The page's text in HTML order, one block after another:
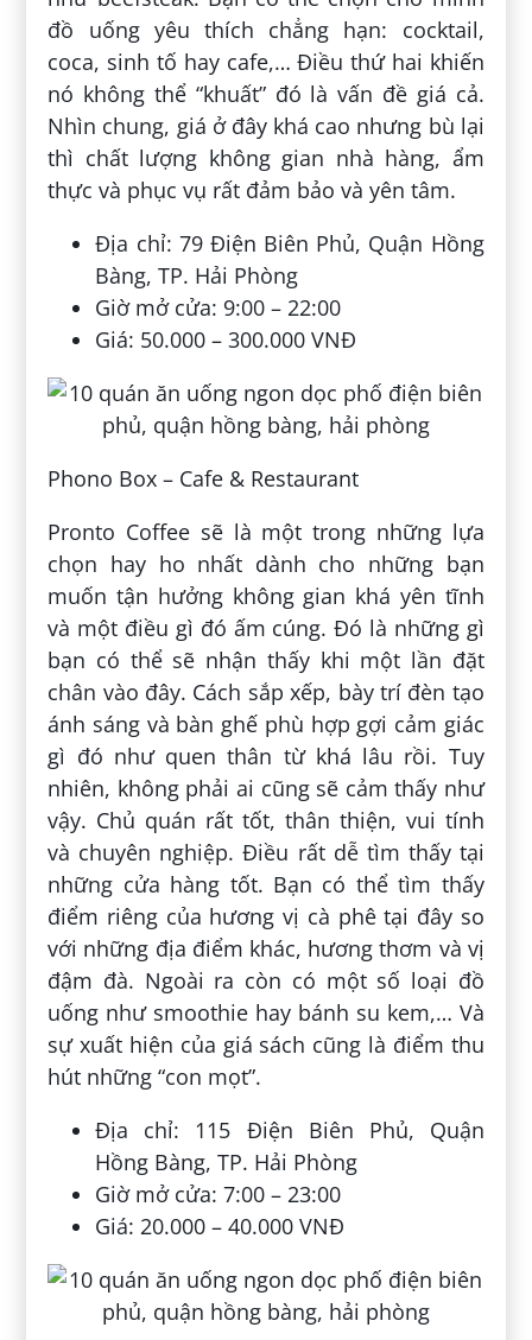
đồ uống yêu thích chẳng hạn: cocktail,
coca, sinh tố hay cafe,… Điều thứ hai khiến
nó không thể “khuất” đó là vấn đề giá cả.
Nhìn chung, giá ở đây khá cao nhưng bù lại
thì chất lượng không gian nhà hàng, ẩm
thực và phục vụ rất đảm bảo và yên tâm.
Địa chỉ: 79 Điện Biên Phủ, Quận Hồng
Bàng, TP. Hải Phòng
Giờ mở cửa: 9:00 – 22:00
Giá: 50.000 – 300.000 VNĐ
Phono Box – Cafe & Restaurant
Pronto Coffee sẽ là một trong những lựa
chọn hay ho nhất dành cho những bạn
muốn tận hưởng không gian khá yên tĩnh
và một điều gì đó ấm cúng. Đó là những gì
bạn có thể sẽ nhận thấy khi một lần đặt
chân vào đây. Cách sắp xếp, bày trí đèn tạo
ánh sáng và bàn ghế phù hợp gợi cảm giác
gì đó như quen thân từ khá lâu rồi. Tuy
nhiên, không phải ai cũng sẽ cảm thấy như
vậy. Chủ quán rất tốt, thân thiện, vui tính
và chuyên nghiệp. Điều rất dễ tìm thấy tại
những cửa hàng tốt. Bạn có thể tìm thấy
điểm riêng của hương vị cà phê tại đây so
với những địa điểm khác, hương thơm và vị
đậm đà. Ngoài ra còn có một số loại đồ
uống như smoothie hay bánh su kem,… Và
sự xuất hiện của giá sách cũng là điểm thu
hút những “con mọt”.
Địa chỉ: 115 Điện Biên Phủ, Quận
Hồng Bàng, TP. Hải Phòng
Giờ mở cửa: 7:00 – 23:00
Giá: 20.000 – 40.000 VNĐ